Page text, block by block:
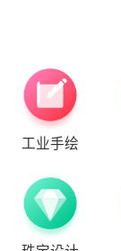
工业手绘